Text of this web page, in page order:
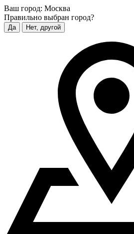
Ваш город: Москва
Правильно выбран город?
Да Нет, другой